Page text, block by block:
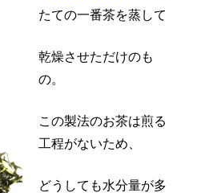
たての一番茶を蒸して
乾燥させただけのも
の。
この製法のお茶は煎る
工程がないため、
どうしても水分量が多